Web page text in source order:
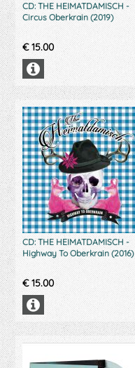
CD: THE HEIMATDAMISCH -
Circus Oberkrain (2019)
€15.00
CD: THE HEIMATDAMISCH -
Highway To Oberkrain (2016)
€15.00